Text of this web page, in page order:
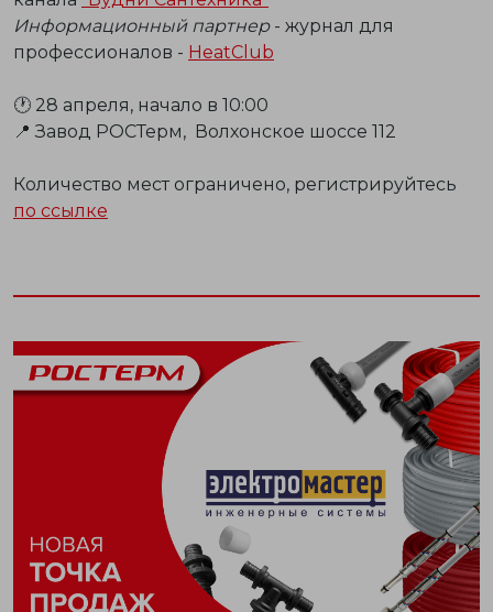
Информационный партнер- журнал для
профессионалов - НeatClub
🕐 28 апреля, начало в 10:00
📍 Завод РОСТерм, Волхонское шоссе 112
Количество мест ограничено, регистрируйтесь
по ссылке